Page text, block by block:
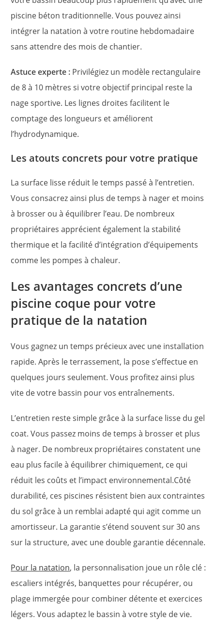
piscine béton traditionnelle. Vous pouvez ainsi
intégrer la natation à votre routine hebdomadaire
sans attendre des mois de chantier.
Astuce experte : Privilégiez un modèle rectangulaire
de 8 à 10 mètres si votre objectif principal reste la
nage sportive. Les lignes droites facilitent le
comptage des longueurs et améliorent
l’hydrodynamique.
Les atouts concrets pour votre pratique
La surface lisse réduit le temps passé à l’entretien.
Vous consacrez ainsi plus de temps à nager et moins
à brosser ou à équilibrer l’eau. De nombreux
propriétaires apprécient également la stabilité
thermique et la facilité d’intégration d’équipements
comme les pompes à chaleur.
Les avantages concrets d’une
piscine coque pour votre
pratique de la natation
Vous gagnez un temps précieux avec une installation
rapide. Après le terrassement, la pose s’effectue en
quelques jours seulement. Vous profitez ainsi plus
vite de votre bassin pour vos entraînements.
L’entretien reste simple grâce à la surface lisse du gel
coat. Vous passez moins de temps à brosser et plus
à nager. De nombreux propriétaires constatent une
eau plus facile à équilibrer chimiquement, ce qui
réduit les coûts et l’impact environnemental.Côté
durabilité, ces piscines résistent bien aux contraintes
du sol grâce à un remblai adapté qui agit comme un
amortisseur. La garantie s’étend souvent sur 30 ans
sur la structure, avec une double garantie décennale.
Pour la natation, la personnalisation joue un rôle clé :
escaliers intégrés, banquettes pour récupérer, ou
plage immergée pour combiner détente et exercices
légers. Vous adaptez le bassin à votre style de vie.